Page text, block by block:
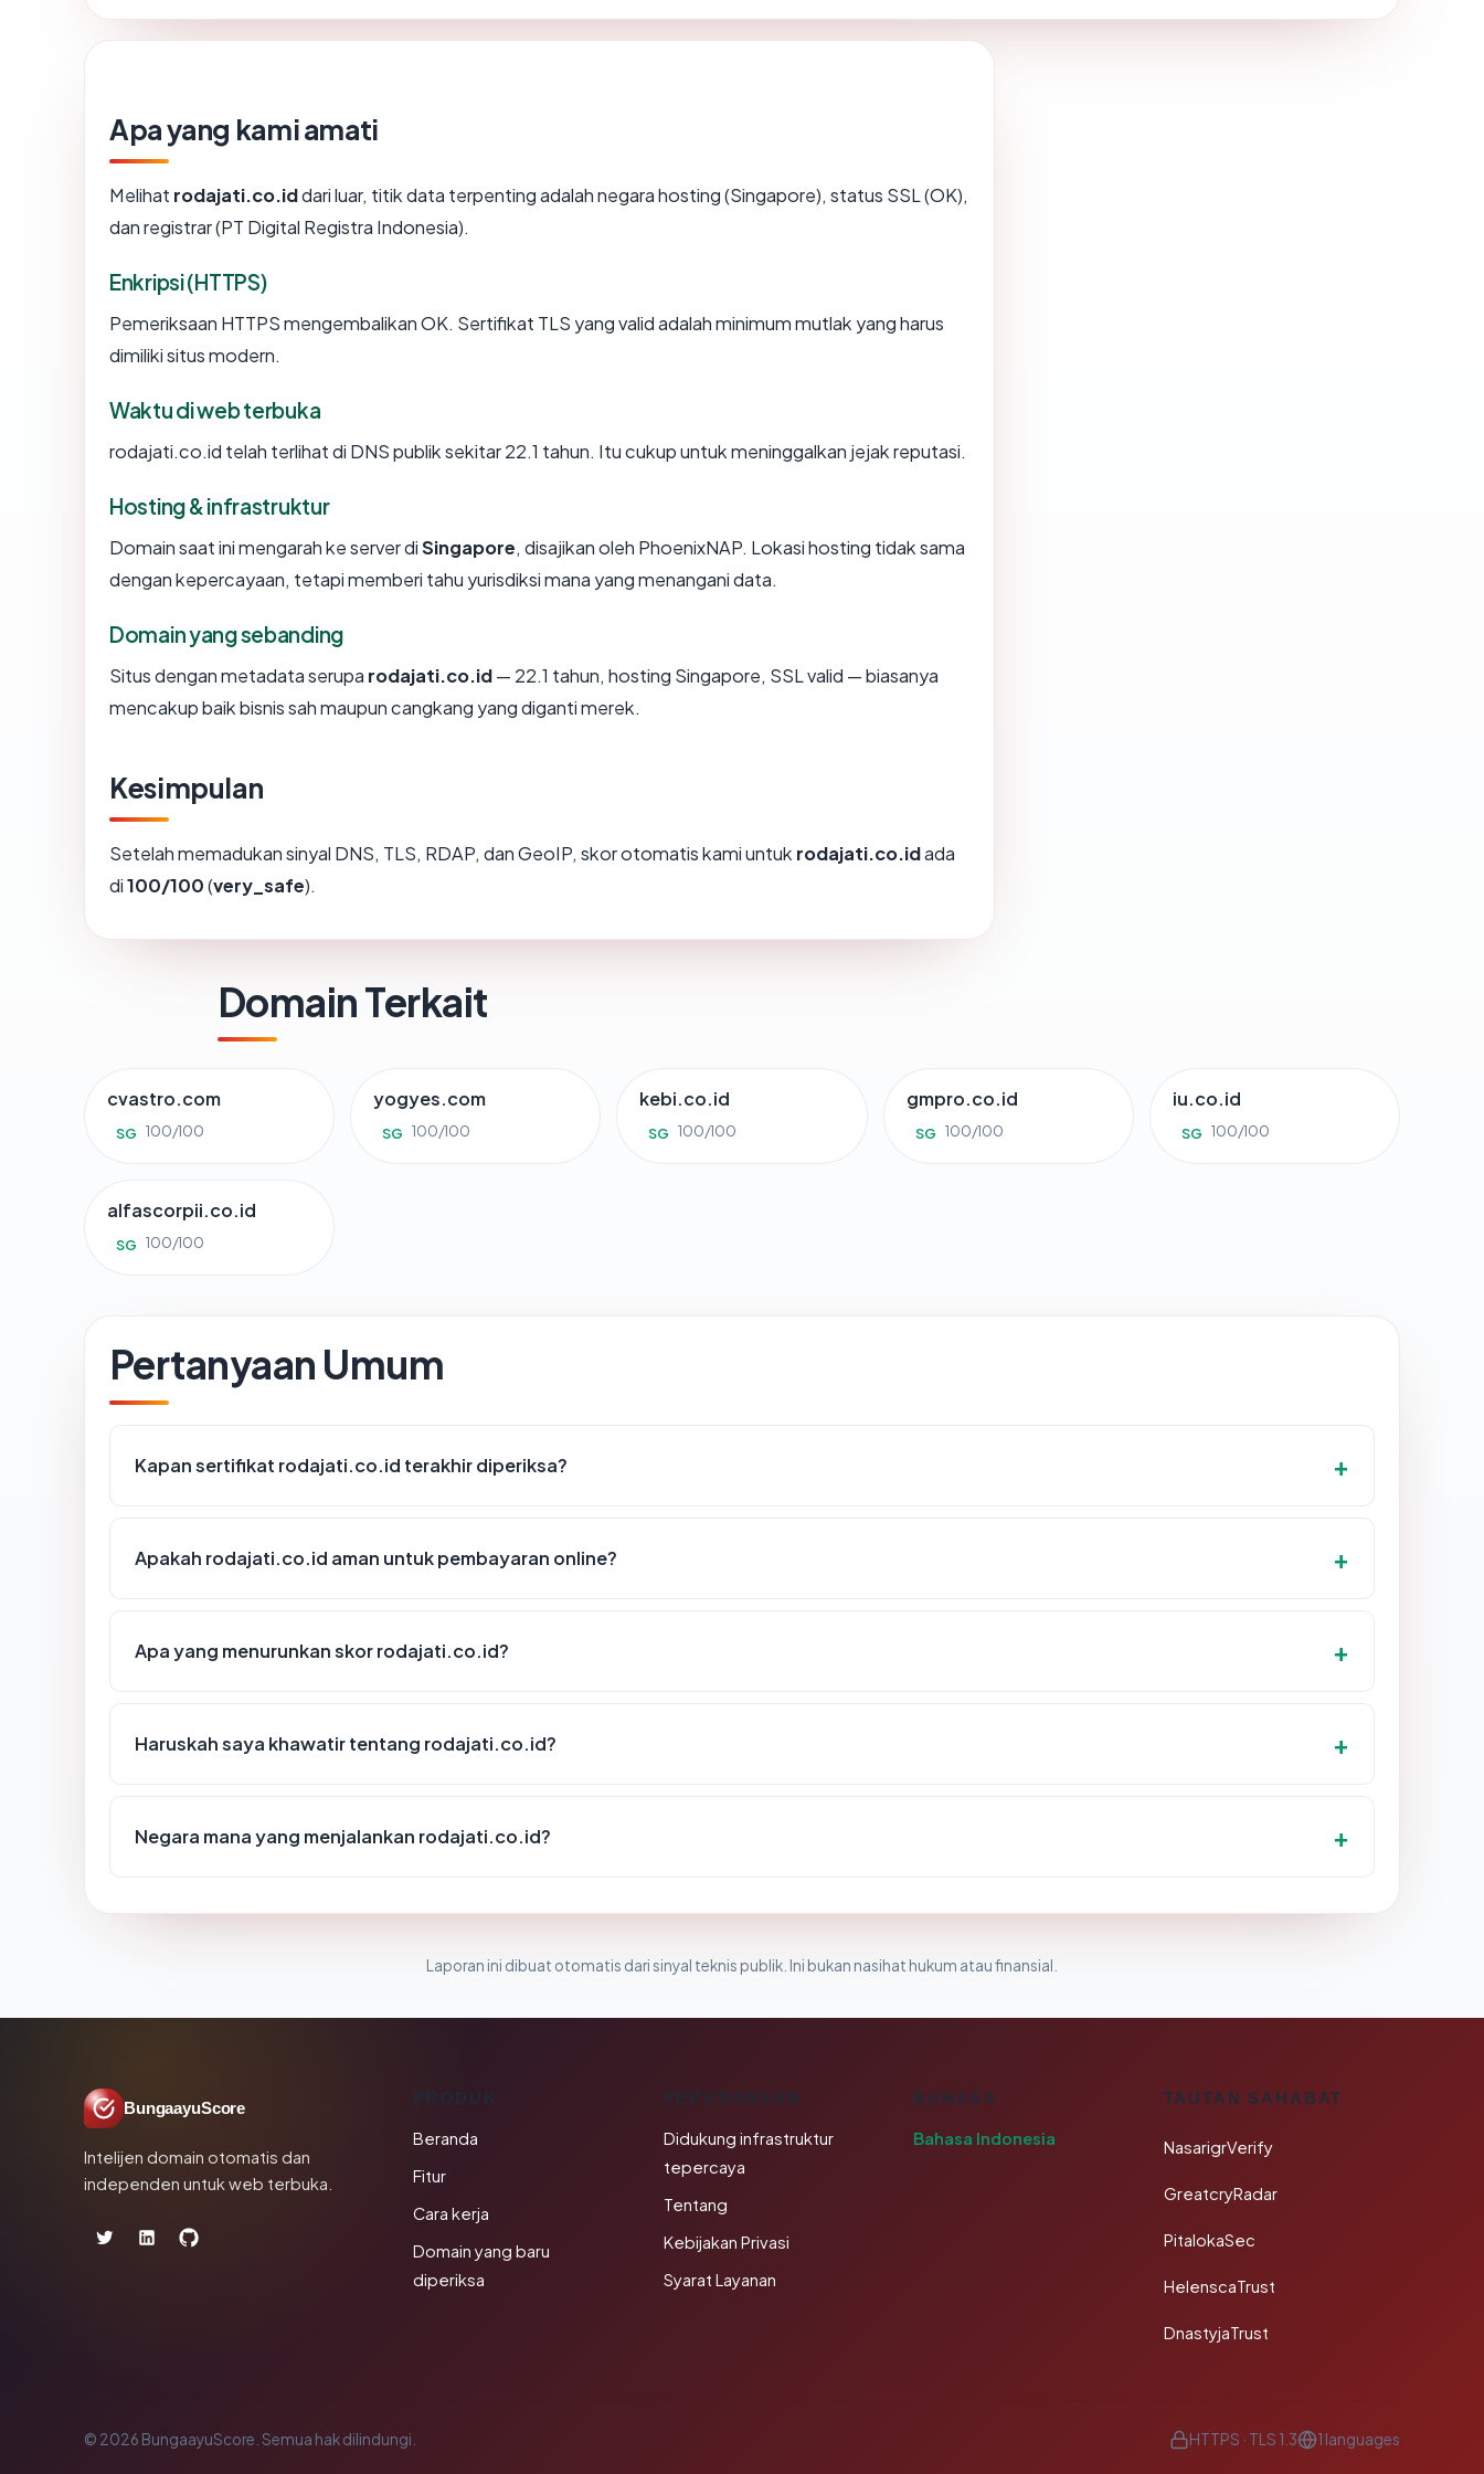
Apa yang kami amati
Melihat rodajati.co.iddari luar, titik data terpenting adalah negara hosting (Singapore), status SSL (OK),
dan registrar (PT Digital Registra Indonesia).
Enkripsi (HTTPS)
Pemeriksaan HTTPS mengembalikan OK. Sertifikat TLS yang valid adalah minimum mutlak yang harus
dimiliki situs modern.
Waktu di web terbuka
rodajati.co.id telah terlihat di DNS publik sekitar 22.1 tahun. Itu cukup untuk meninggalkan jejak reputasi.
Hosting & infrastruktur
Domain saat ini mengarah ke server diSingapore, disajikan oleh PhoenixNAP. Lokasi hosting tidak sama
dengan kepercayaan, tetapi memberi tahu yurisdiksi mana yang menangani data.
Domain yang sebanding
Situs dengan metadata serupa rodajati.co.id— 22.1 tahun, hosting Singapore, SSL valid — biasanya
mencakup baik bisnis sah maupun cangkang yang diganti merek.
Kesimpulan
Setelah memadukan sinyal DNS, TLS, RDAP, dan GeoIP, skor otomatis kami untuk rodajati.co.idada
di100/100(very_safe).
Domain Terkait
cvastro.com
SG 100/100
yogyes.com
SG 100/100
kebi.co.id
SG 100/100
gmpro.co.id
SG 100/100
iu.co.id
SG 100/100
alfascorpii.co.id
SG 100/100
Pertanyaan Umum
Kapan sertifikat rodajati.co.id terakhir diperiksa?
Apakah rodajati.co.id aman untuk pembayaran online?
Apa yang menurunkan skor rodajati.co.id?
Haruskah saya khawatir tentang rodajati.co.id?
Negara mana yang menjalankan rodajati.co.id?
Laporan ini dibuat otomatis dari sinyal teknis publik. Ini bukan nasihat hukum atau finansial.
BungaayuScore
Intelijen domain otomatis dan
independen untuk web terbuka.
Beranda
Fitur
Cara kerja
Domain yang baru
diperiksa
PERUSAHAAN
Didukung infrastruktur
tepercaya
Tentang
Kebijakan Privasi
Syarat Layanan
BAHASA
Bahasa Indonesia
TAUTAN SAHABAT
NasarigrVerify
GreatcryRadar
PitalokaSec
HelenscaTrust
DnastyjaTrust
© 2026 BungaayuScore. Semua hak dilindungi. HTTPS · TLS 1.3 1 languages